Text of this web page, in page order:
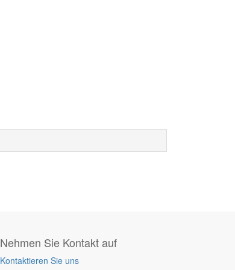
Nehmen Sie Kontakt auf
Kontaktieren Sie uns